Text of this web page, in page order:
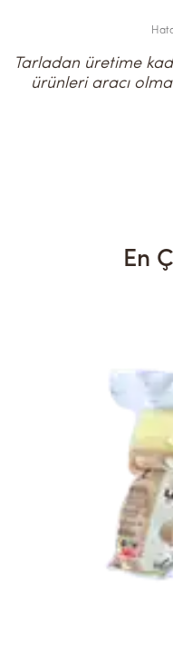
Tarladan üretime
ürünleri aracı
En